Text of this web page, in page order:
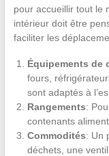
pour accueillir tout le
intérieur doit être
faciliter les
Équipements de
fours,
sont adaptés à
Rangements:
contenants
Commodités: Un
déchets, une